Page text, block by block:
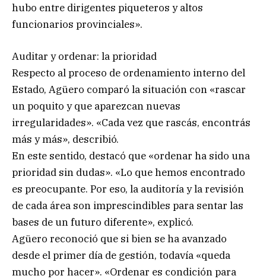
hubo entre dirigentes piqueteros y altos
funcionarios provinciales».
Auditar y ordenar: la prioridad
Respecto al proceso de ordenamiento interno del
Estado, Agüero comparó la situación con «rascar
un poquito y que aparezcan nuevas
irregularidades». «Cada vez que rascás, encontrás
más y más», describió.
En este sentido, destacó que «ordenar ha sido una
prioridad sin dudas». «Lo que hemos encontrado
es preocupante. Por eso, la auditoría y la revisión
de cada área son imprescindibles para sentar las
bases de un futuro diferente», explicó.
Agüero reconoció que si bien se ha avanzado
desde el primer día de gestión, todavía «queda
mucho por hacer». «Ordenar es condición para